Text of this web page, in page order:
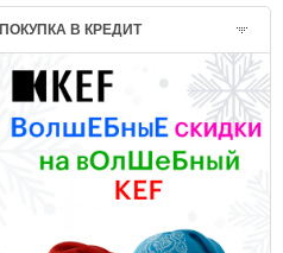
ПОКУПКА В КРЕДИТ